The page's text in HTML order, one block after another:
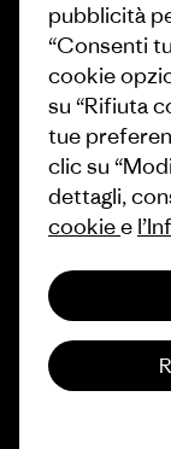
Buoni regalo
Trova un negozio
© 2026 Patagonia,
pubblicità
“Consenti
cookie
su “Rifiuta
tue
clic su
dettagli,
cookiee